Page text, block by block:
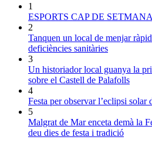
1
ESPORTS CAP DE SETMANA
2
Tanquen un local de menjar
deficiències sanitàries
3
Un historiador local guanya la
sobre el Castell de Palafolls
4
Festa per observar l’eclipsi solar
5
Malgrat de Mar enceta demà la
deu dies de festa i tradició